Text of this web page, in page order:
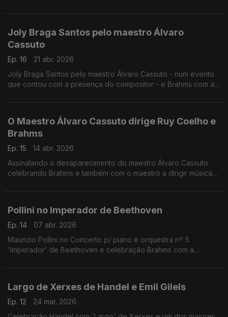
Joly Braga Santos pelo maestro Álvaro
Cassuto
Ep. 16
21 abr. 2026
Joly Braga Santos pelo maestro Álvaro Cassuto - num evento
que contou com a presença do compositor - e Brahms com a
O Maestro Álvaro Cassuto dirige Ruy Coelho e
Brahms
Ep. 15
14 abr. 2026
Assinalando o desaparecimento do maestro Álvaro Cassuto
celebrando Brahms e também com o maestro a dirigir música
Pollini no Imperador de Beethoven
Ep. 14
07 abr. 2026
Maurizio Pollini no Concerto p/ piano e orquestra nº 5
'Imperador' de Beethoven e celebração Brahms com a
Largo de Xerxes de Handel e Emil Gilels
Ep. 12
24 mar. 2026